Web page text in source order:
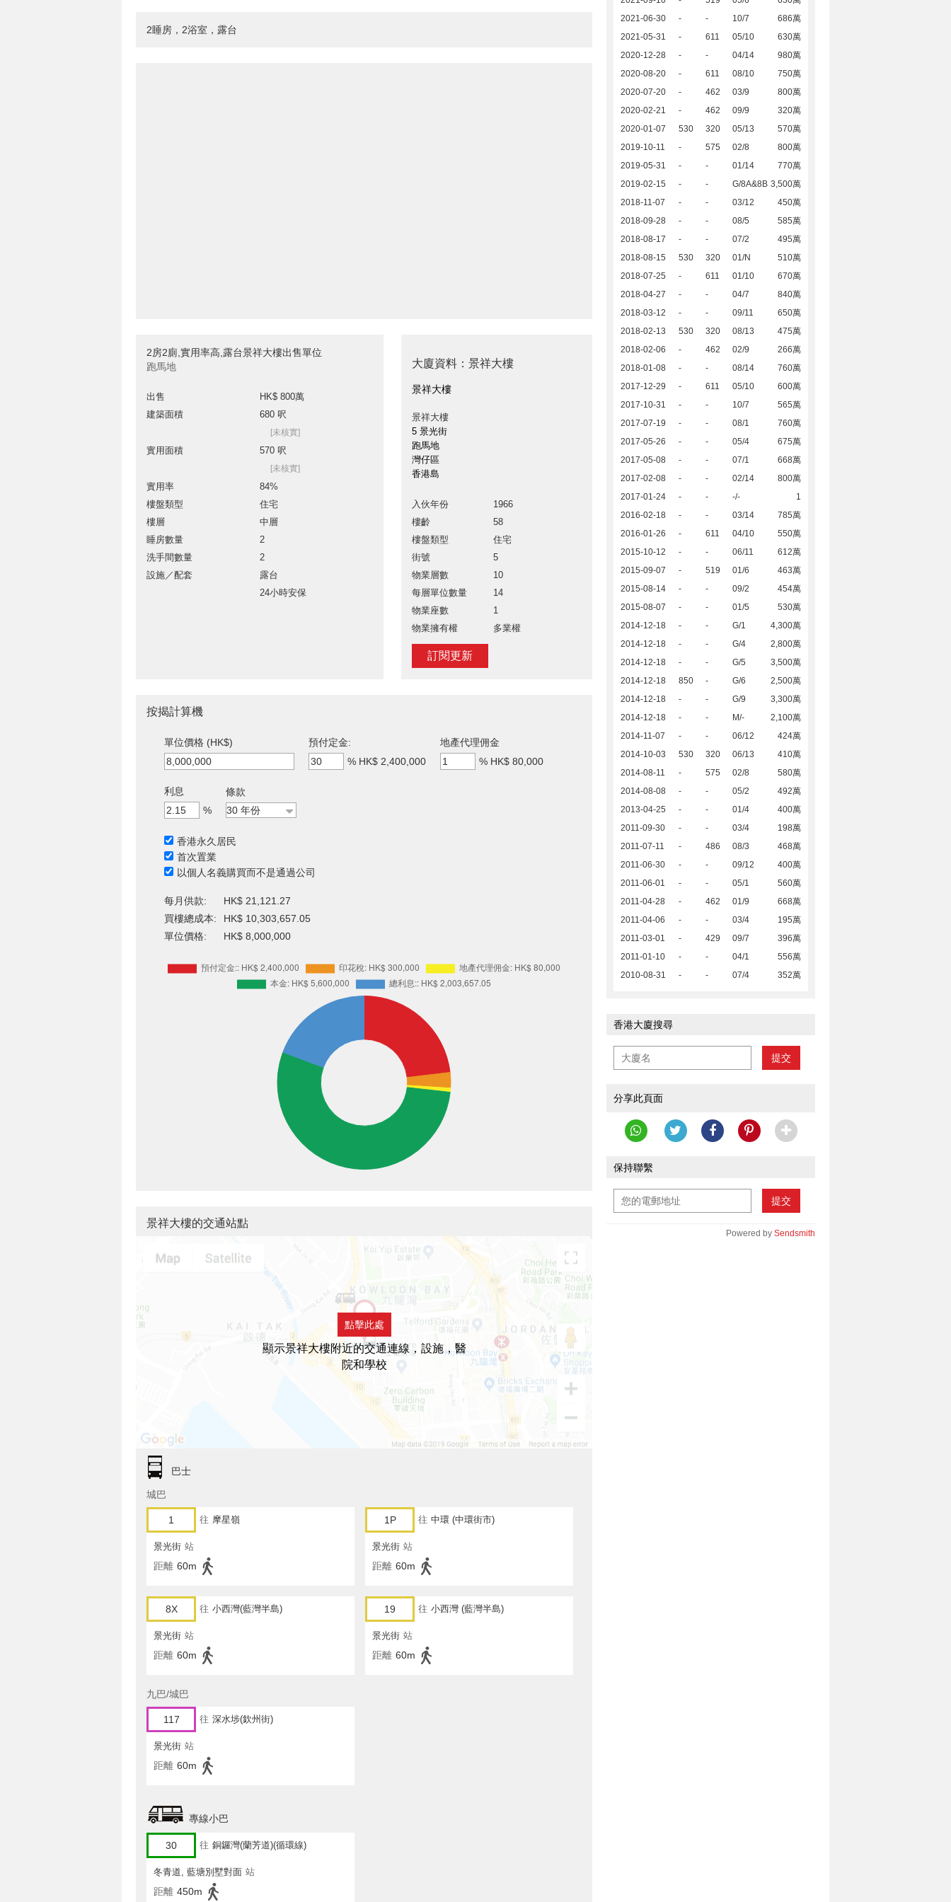
2睡房，2浴室，露台
2房2廁,實用率高,露台景祥大樓出售單位
跑馬地
出售
HK$ 800萬
建築面積
680 呎
[未核實]
實用面積 570 呎
[未核實]
實用率
84%
樓盤類型
住宅
樓層
中層
睡房數量
2
洗手間數量
2
設施／配套
露台
24小時安保
大廈資料：景祥大樓
景祥大樓
景祥大樓
5 景光街
跑馬地
灣仔區
香港島
入伙年份
1966
樓齡
58
樓盤類型
住宅
街號
5
物業層數
10
每層單位數量
14
物業座數
1
物業擁有權
多業權
訂閱更新
2021-06-30
- - 10/7
686萬
2021-05-31
- 611 05/10
630萬
2020-12-28
- - 04/14
980萬
2020-08-20
- 611 08/10
750萬
2020-07-20
- 462 03/9
800萬
2020-02-21
- 462 09/9
320萬
2020-01-07
530 320 05/13
570萬
2019-10-11
- 575 02/8
800萬
2019-05-31
- - 01/14
770萬
2019-02-15
- - G/8A&8B 3,500萬
2018-11-07
- - 03/12
450萬
2018-09-28
- - 08/5
585萬
2018-08-17
- - 07/2
495萬
2018-08-15
530 320 01/N
510萬
2018-07-25
- 611 01/10
670萬
2018-04-27
- - 04/7
840萬
2018-03-12
- - 09/11
650萬
2018-02-13
530 320 08/13
475萬
2018-02-06
- 462 02/9
266萬
2018-01-08
- - 08/14
760萬
2017-12-29
- 611 05/10
600萬
2017-10-31
- - 10/7
565萬
2017-07-19
- - 08/1
760萬
2017-05-26
- - 05/4
675萬
2017-05-08
- - 07/1
668萬
2017-02-08
- - 02/14
800萬
2017-01-24
- - -/-
1
2016-02-18
- - 03/14
785萬
2016-01-26
- 611 04/10
550萬
2015-10-12
- - 06/11
612萬
2015-09-07
- 519 01/6
463萬
2015-08-14
- - 09/2
454萬
2015-08-07
- - 01/5
530萬
2014-12-18
- - G/1
4,300萬
2014-12-18
- - G/4
2,800萬
2014-12-18
- - G/5
3,500萬
2014-12-18
850 - G/6
2,500萬
2014-12-18
- - G/9
3,300萬
2014-12-18
- - M/-
2,100萬
2014-11-07
- - 06/12
424萬
2014-10-03
530 320 06/13
410萬
2014-08-11
- 575 02/8
580萬
2014-08-08
- - 05/2
492萬
2013-04-25
- - 01/4
400萬
2011-09-30
- - 03/4
198萬
2011-07-11
- 486 08/3
468萬
2011-06-30
- - 09/12
400萬
2011-06-01
- - 05/1
560萬
2011-04-28
- 462 01/9
668萬
2011-04-06
- - 03/4
195萬
2011-03-01
- 429 09/7
396萬
2011-01-10
- - 04/1
556萬
2010-08-31
- - 07/4 352萬
香港大廈搜尋
提交
分享此頁面
保持聯繫
提交
Powered by Sendsmith
按揭計算機
單位價格 (HK$)
預付定金:
% HK$ 2,400,000
地產代理佣金
% HK$ 80,000
利息
%
條款
香港永久居民
首次置業
以個人名義購買而不是通過公司
每月供款:
HK$ 21,121.27
買樓總成本:
HK$ 10,303,657.05
單位價格:
HK$ 8,000,000
景祥大樓的交通站點
點擊此處
顯示景祥大樓附近的交通連線，設施，醫
院和學校
巴士
城巴
1 往 摩星嶺
景光街 站
距離 60m
1P 往 中環 (中環街市)
景光街 站
距離 60m
8X 往 小西灣(藍灣半島)
景光街 站
距離 60m
19 往 小西灣 (藍灣半島)
景光街 站
距離 60m
九巴/城巴
117 往 深水埗(欽州街)
景光街 站
距離 60m
專線小巴
30 往 銅鑼灣(蘭芳道)(循環線)
冬青道, 藍塘別墅對面 站
距離 450m